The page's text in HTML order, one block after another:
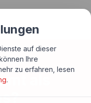
als
auf dieser
Ihre
zu erfahren, lesen
.